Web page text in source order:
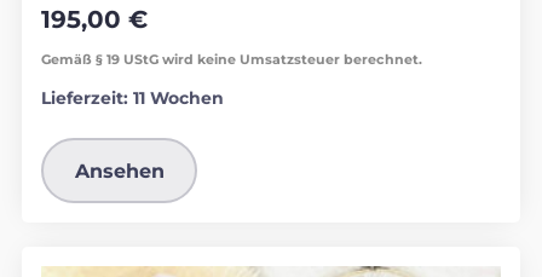
195,00 €
Gemäß § 19 UStG wird keine Umsatzsteuer berechnet.
Lieferzeit: 11 Wochen
Ansehen